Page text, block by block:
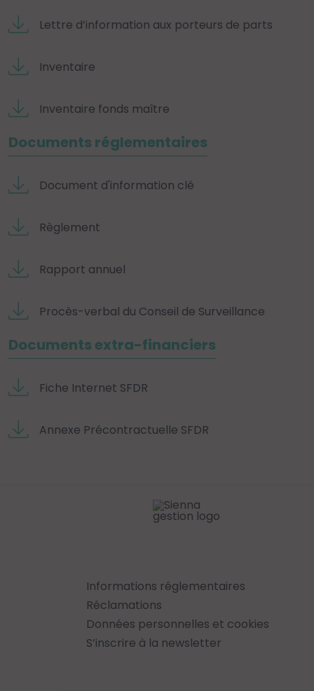
Lettre d’information aux porteurs de parts
Inventaire
Inventaire fonds maître
Documents réglementaires
Document d'information clé
Règlement
Rapport annuel
Procès-verbal du Conseil de Surveillance
Documents extra-financiers
Fiche Internet SFDR
Annexe Précontractuelle SFDR
Informations réglementaires
Réclamations
Données personnelles et cookies
S’inscrire à la newsletter